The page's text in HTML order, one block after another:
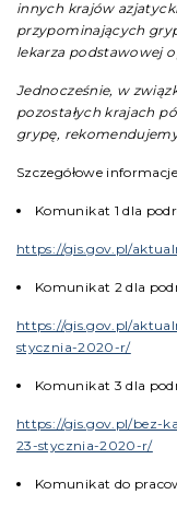
innych krajów
przypominających
lekarza podstawowej
Jednocześnie, w
pozostałych krajach
grypę,
Szczegółowe
Komunikat 1 dla
https://gis.gov.pl/
Komunikat 2 dla
https://gis.gov.pl/
stycznia-2020-r/
Komunikat 3 dla
https://gis.gov.pl/bez-
23-stycznia-2020-r/
Komunikat do